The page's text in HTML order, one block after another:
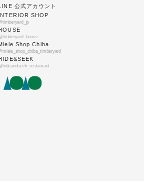
LINE 公式アカウント
SHOP
Shop Chiba